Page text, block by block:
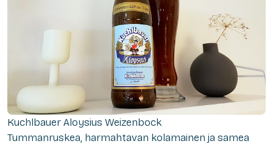
Kuchlbauer Aloysius Weizenbock
Tummanruskea, harmahtavan kolamainen ja samea